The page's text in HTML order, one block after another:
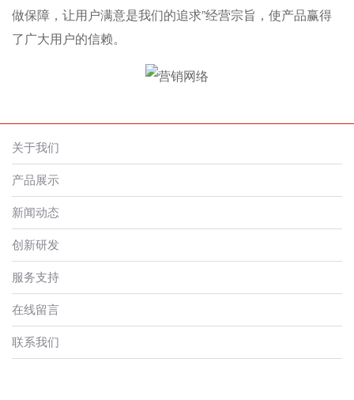
做保障，让用户满意是我们的追求”经营宗旨，使产品赢得
了广大用户的信赖。
关于我们
产品展示
新闻动态
创新研发
服务支持
在线留言
联系我们